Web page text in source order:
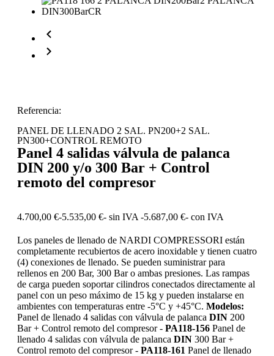
Referencia:
PANEL DE LLENADO 2 SAL. PN200+2 SAL.
PN300+CONTROL REMOTO
Panel 4 salidas válvula de palanca
DIN 200 y/o 300 Bar + Control
remoto del compresor
4.700,00 €-5.535,00 €- sin IVA -5.687,00 €- con IVA
Los paneles de llenado de NARDI COMPRESSORI están
completamente recubiertos de acero inoxidable y tienen cuatro
(4) conexiones de llenado. Se pueden suministrar para
rellenos en 200 Bar, 300 Bar o ambas presiones. Las rampas
de carga pueden soportar cilindros conectados directamente al
panel con un peso máximo de 15 kg y pueden instalarse en
ambientes con temperaturas entre -5°C y +45°C. Modelos:
Panel de llenado 4 salidas con válvula de palanca DIN 200
Bar + Control remoto del compresor - PA118-156 Panel de
llenado 4 salidas con válvula de palanca DIN 300 Bar +
Control remoto del compresor - PA118-161 Panel de llenado